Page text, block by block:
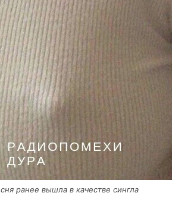
ранее вышла в каче­стве сингла